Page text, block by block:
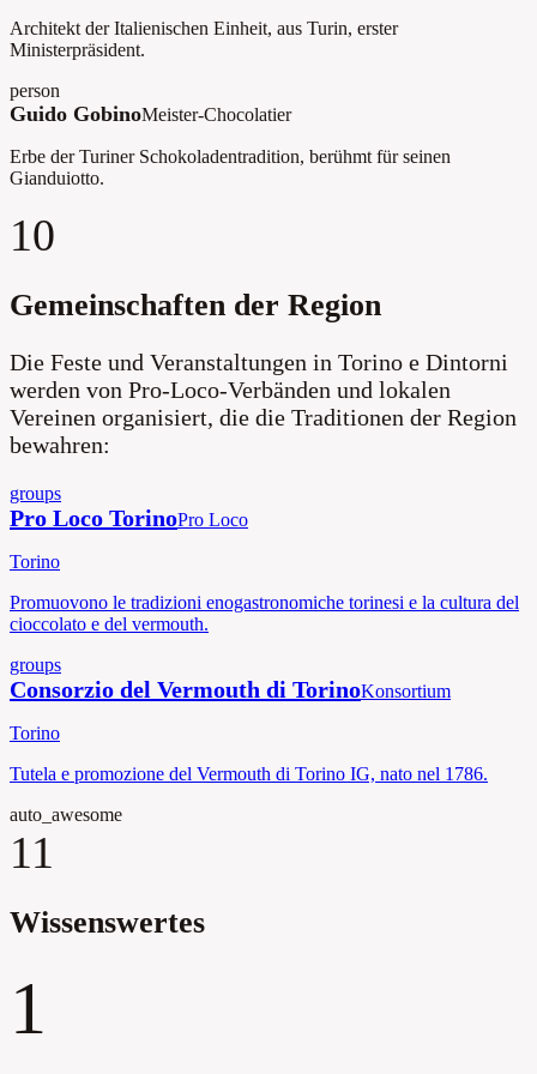
Architekt der Italienischen Einheit, aus Turin, erster
Ministerpräsident.
person
Guido GobinoMeister-Chocolatier
Erbe der Turiner Schokoladentradition, berühmt für seinen
Gianduiotto.
10
Gemeinschaften der Region
Die Feste und Veranstaltungen in Torino e Dintorni
werden von Pro-Loco-Verbänden und lokalen
Vereinen organisiert, die die Traditionen der Region
bewahren:
groups
Pro Loco TorinoPro Loco
Torino
Promuovono le tradizioni enogastronomiche torinesi e la cultura del
cioccolato e del vermouth.
groups
Consorzio del Vermouth di TorinoKonsortium
Torino
Tutela e promozione del Vermouth di Torino IG, nato nel 1786.
auto_awesome
11
Wissenswertes
1